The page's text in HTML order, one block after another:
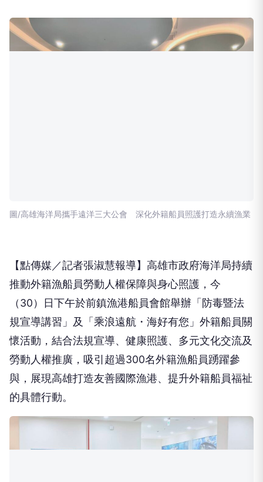
推動外籍漁船員勞動人權保障與身心照護，今
（30）日下午於前鎮漁港船員會館舉辦「防毒暨法
規宣導講習」及「乘浪遠航・海好有您」外籍船員關
懷活動，結合法規宣導、健康照護、多元文化交流及
勞動人權推廣，吸引超過300名外籍漁船員踴躍參
與，展現高雄打造友善國際漁港、提升外籍船員福祉
的具體行動。